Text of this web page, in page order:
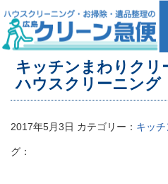
HOME > キッチンまわりクリーニ
キッチンまわりク
ハウスクリーニング
2017年5月3日 カテゴリー： キッ
グ：